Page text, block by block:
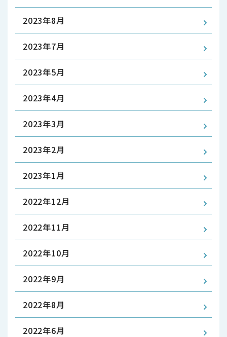
2023年8月
2023年7月
2023年5月
2023年4月
2023年3月
2023年2月
2023年1月
2022年12月
2022年11月
2022年10月
2022年9月
2022年8月
2022年6月